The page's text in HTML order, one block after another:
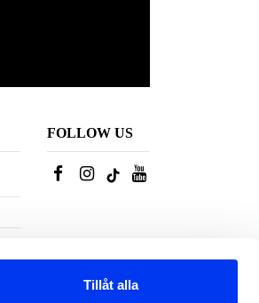
Tillåt alla
FOLLOW US